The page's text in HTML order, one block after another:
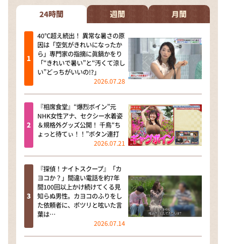
24時間 週間 月間
40℃超え続出！ 異常な暑さの原
因は「空気がきれいになったか
ら」専門家の指摘に眞鍋かをり
「“きれいで暑い”と“汚くて涼し
い”どっちがいいの!?」
2026.07.28
『相席食堂』“爆烈ボイン”元
NHK女性アナ、セクシー水着姿
＆規格外グッズ公開！ 千鳥“ち
ょっと待てぃ！！”ボタン連打
2026.07.21
『探偵！ナイトスクープ』「カ
ヨコか？」間違い電話を約7年
間100回以上かけ続けてくる見
知らぬ男性。カヨコのふりをし
た依頼者に、ポツリと呟いた言
葉は…
2026.07.14